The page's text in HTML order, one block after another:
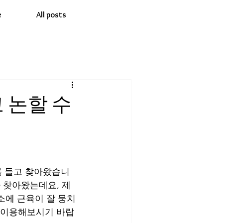
All posts
논할 수
들고 찾아왔습니
아왔는데요, 제
에 근육이 잘 뭉치
용해보시기 바랍